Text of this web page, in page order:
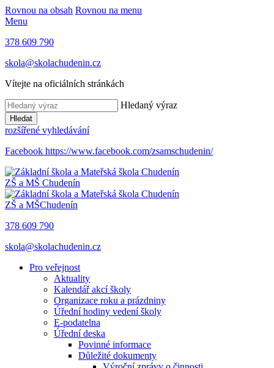
Rovnou na obsah Rovnou na menu
Menu
378 609 790
skola@skolachudenin.cz
Vítejte na oficiálních stránkách
Hledaný výraz
Hledat
rozšířené vyhledávání
Facebook https://www.facebook.com/zsamschudenin/
ZŠ a MŠ Chudenín
ZŠ a MŠChudenín
378 609 790
skola@skolachudenin.cz
Pro veřejnost
Aktuality
Kalendář akcí školy
Organizace roku a prázdniny
Úřední hodiny vedení školy
E-podatelna
Úřední deska
Povinné informace
Důležité dokumenty